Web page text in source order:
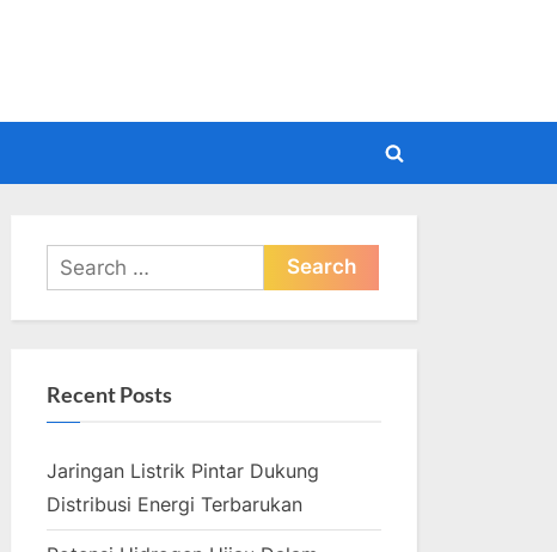
Toggle
Search
for:
Recent Posts
Jaringan Listrik Pintar Dukung
Distribusi Energi Terbarukan